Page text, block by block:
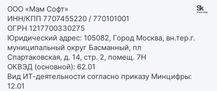
ООО «Мам Софт»
ИНН/КПП 7707455220 / 770101001
ОГРН 1217700330275
Юридический адрес: 105082, Город Москва, вн.тер.г.
муниципальный округ Басманный, пл
Спартаковская, д. 14, стр. 2, помещ. 7Н
ОКВЭД (основной): 62.01
Вид ИТ-деятельности согласно приказу Минцифры:
12.01